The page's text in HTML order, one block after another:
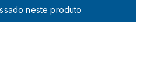
neste produto